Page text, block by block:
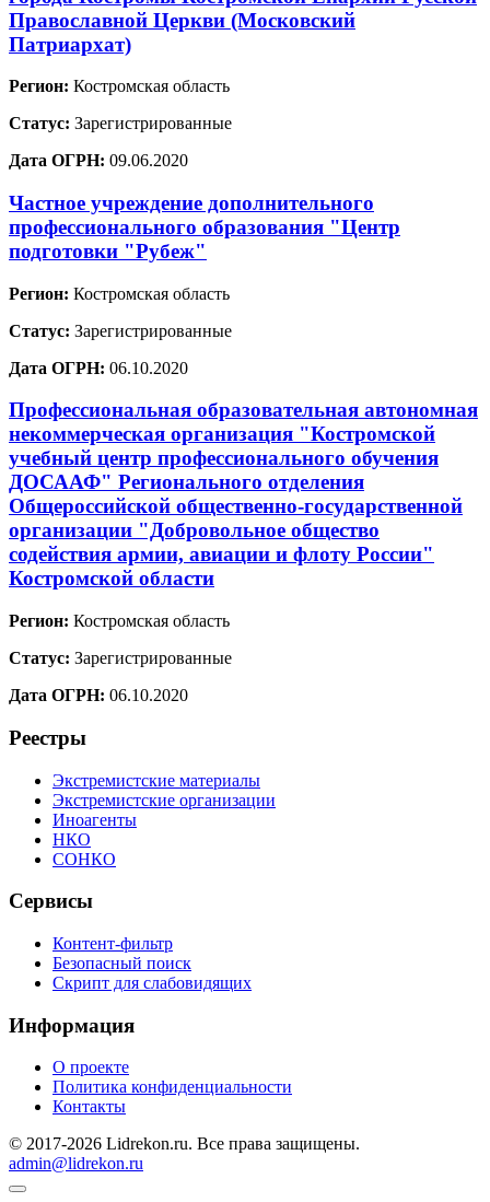
Православной Церкви (Московский
Патриархат)
Регион: Костромская область
Статус: Зарегистрированные
Дата ОГРН: 09.06.2020
Частное учреждение дополнительного
профессионального образования "Центр
подготовки "Рубеж"
Регион: Костромская область
Статус: Зарегистрированные
Дата ОГРН: 06.10.2020
Профессиональная образовательная автономная
некоммерческая организация "Костромской
учебный центр профессионального обучения
ДОСААФ" Регионального отделения
Общероссийской общественно-государственной
организации "Добровольное общество
содействия армии, авиации и флоту России"
Костромской области
Регион: Костромская область
Статус: Зарегистрированные
Дата ОГРН: 06.10.2020
Реестры
Экстремистские материалы
Экстремистские организации
Иноагенты
НКО
СОНКО
Сервисы
Контент-фильтр
Безопасный поиск
Скрипт для слабовидящих
Информация
О проекте
Политика конфиденциальности
Контакты
© 2017-2026 Lidrekon.ru. Все права защищены.
admin@lidrekon.ru